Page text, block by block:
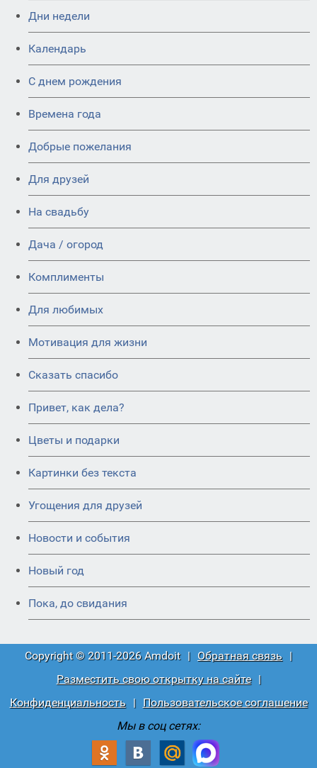
Дни недели
Календарь
C днем рождения
Времена года
Добрые пожелания
Для друзей
На свадьбу
Дача / огород
Комплименты
Для любимых
Мотивация для жизни
Сказать спасибо
Привет, как дела?
Цветы и подарки
Картинки без текста
Угощения для друзей
Новости и события
Новый год
Пока, до свидания
Copyright © 2011-2026 Amdoit | Обратная связь |
Разместить свою открытку на сайте
|
Конфиденциальность
|
Пользовательское соглашение
Мы в соц сетях: